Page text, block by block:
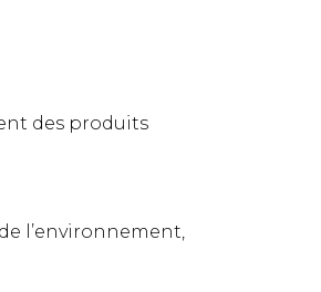
des produits
l’environnement,